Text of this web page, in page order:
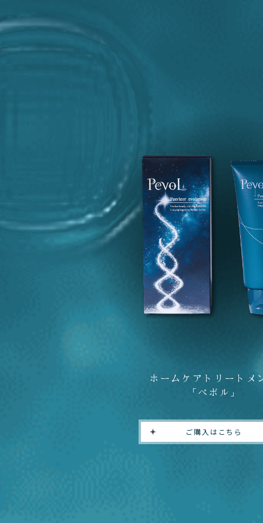
ホームケアトリートメ
「ペボル」
ご購入はこちら